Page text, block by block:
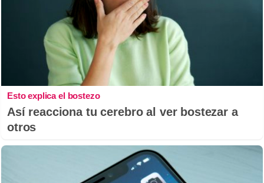
Esto explica el bostezo
Así reacciona tu cerebro al ver bostezar a
otros